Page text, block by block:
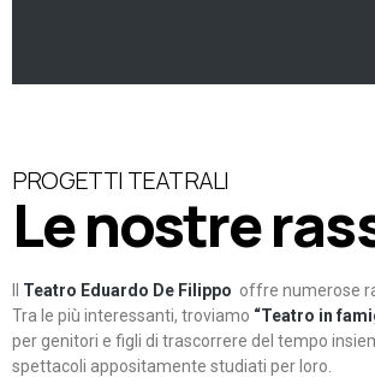
PROGETTI TEATRALI
Le nostre
Teatro Eduardo De Filippo offre numerose
Tra le più interessanti, troviamo “Teatro in
per genitori e figli di trascorrere del tempo
spettacoli appositamente studiati per loro.